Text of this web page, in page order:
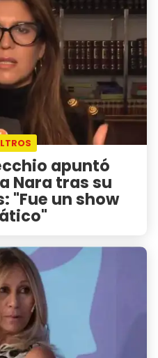
apuntó
Nara tras su
"Fue un show